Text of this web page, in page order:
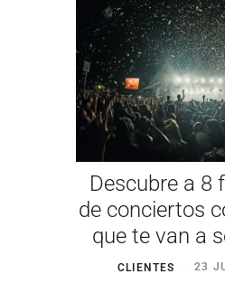
LOGIN
EMPEZAR
Descubre a 8
de conciertos
que te van a
CLIENTES 23